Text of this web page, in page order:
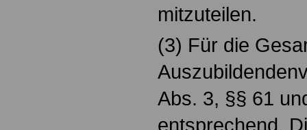
mitzuteilen.
(3) Für die
Abs. 3, §§ 61
entsprechend.